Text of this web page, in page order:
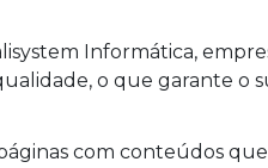
Informática,
o que garante o
com conteúdos